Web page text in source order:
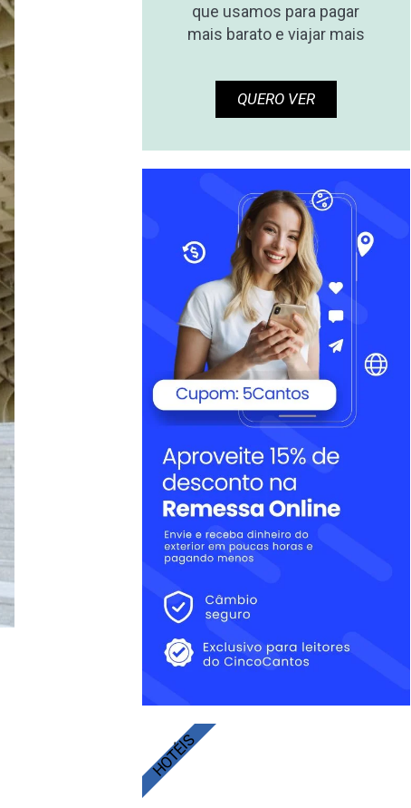
que usamos para pagar
mais barato e viajar mais
QUERO VER
HOTÉIS